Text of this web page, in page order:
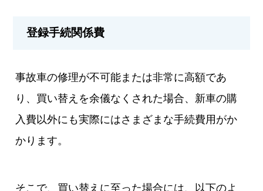
登録手続関係費
事故車の修理が不可能または非常に高額であ
り、買い替えを余儀なくされた場合、新車の購
入費以外にも実際にはさまざまな手続費用がか
かります。
そこで、買い替えに至った場合には、以下のよ